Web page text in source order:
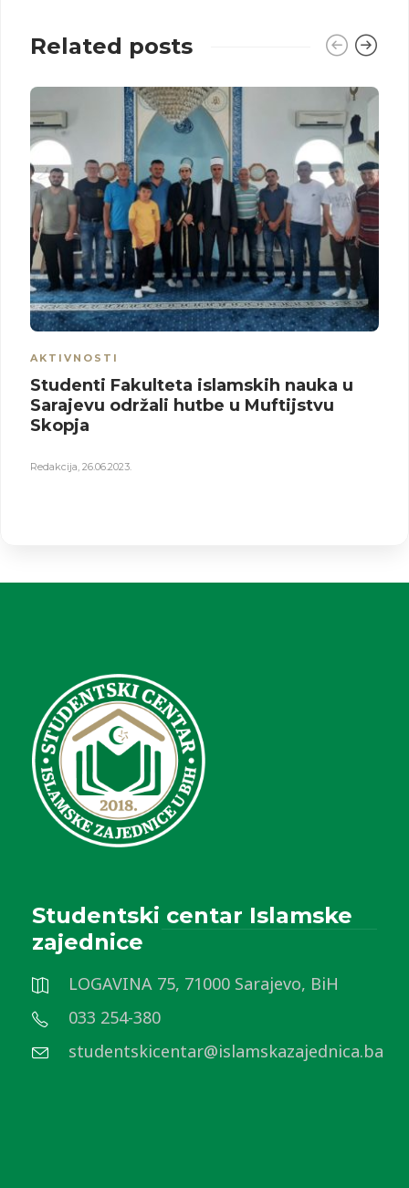
Related posts
AKTIVNOSTI
Studenti Fakulteta islamskih nauka u
Sarajevu održali hutbe u Muftijstvu
Skopja
Redakcija 26.06.2023.
Studentski centar Islamske
zajednice
LOGAVINA 75, 71000 Sarajevo, BiH
033 254-380
studentskicentar@islamskazajednica.ba